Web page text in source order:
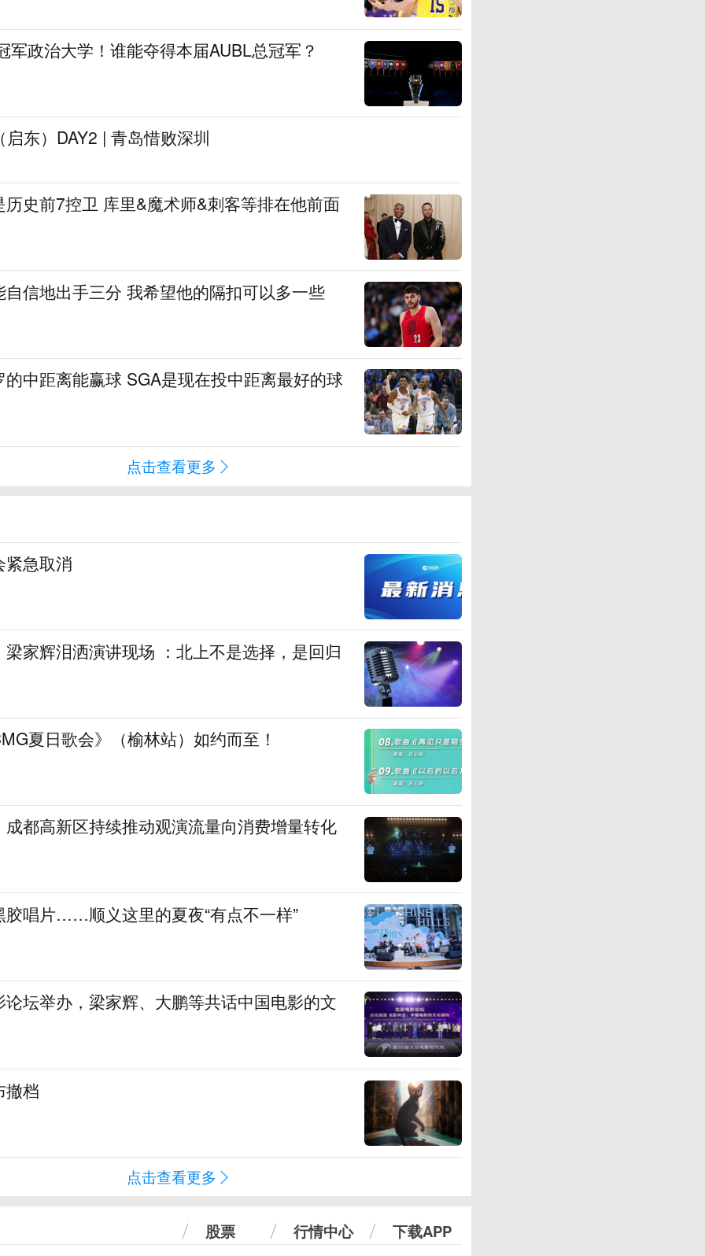
军政治大学！谁能夺得本届AUBL总冠军？
东）DAY2 | 青岛惜败深圳
史前7控卫 库里&魔术师&刺客等排在他前面
信地出手三分 我希望他的隔扣可以多一些
中距离能赢球 SGA是现在投中距离最好的球
点击查看更多
紧急取消
家辉泪洒演讲现场 ：北上不是选择，是回归
夏日歌会》（榆林站）如约而至！
都高新区持续推动观演流量向消费增量转化
胶唱片……顺义这里的夏夜“有点不一样”
坛举办，梁家辉、大鹏等共话中国电影的文
撤档
点击查看更多
股票 行情中心 下载APP